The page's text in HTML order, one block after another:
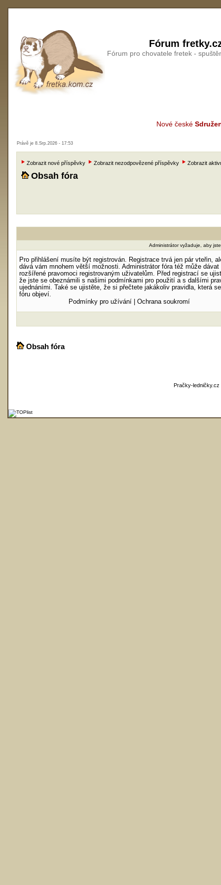
Fórum
Fórum pro chovatele fretek -
Nové české
Právě je 8.Srp.2026 - 17:53
Zobrazit nové příspěvky Zobrazit nezodpovězené příspěvky Zobrazit
Obsah fóra
Administrátor vyžaduje, aby
Pro přihlášení musíte být registrován. Registrace trvá jen pár vteřin,
dává vám mnohem větší možnosti. Administrátor fóra též může dávat
rozšířené pravomoci registrovaným uživatelům. Před registrací se
že jste se obeznámili s našimi podmínkami pro použití a s dalšími
ujednáními. Také se ujistěte, že si přečtete jakákoliv pravidla, která
fóru objeví.
Podmínky pro užívání
Ochrana soukromí
Obsah fóra
Pračky-ledničky.cz